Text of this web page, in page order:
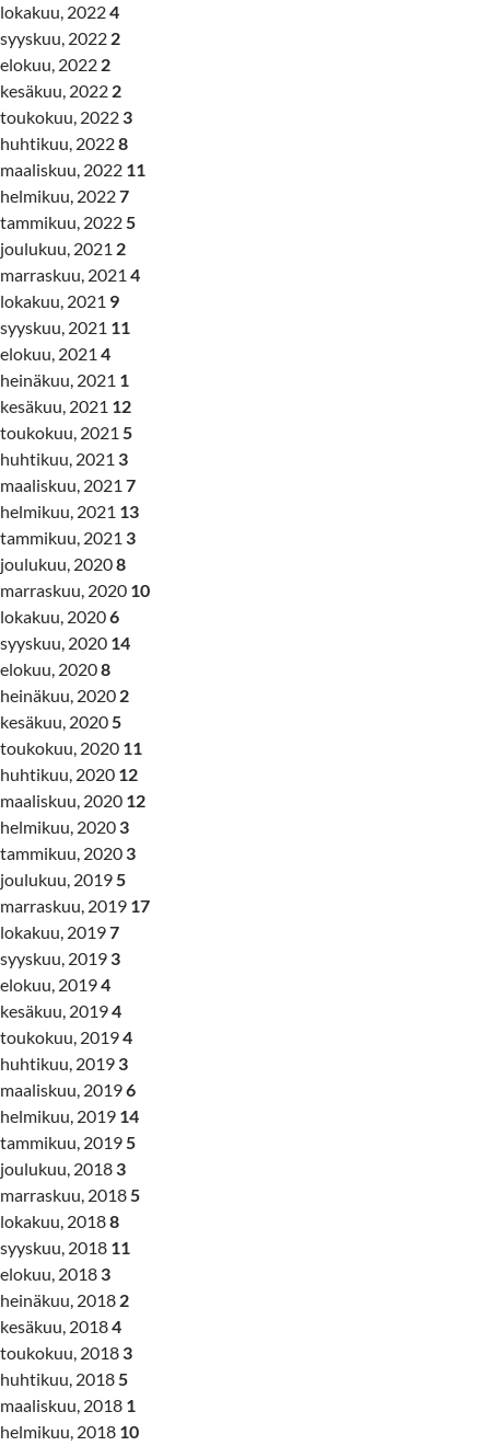
lokakuu, 20224
syyskuu, 2022 2
elokuu, 2022 2
kesäkuu, 2022 2
toukokuu, 2022 3
huhtikuu, 20228
maaliskuu, 2022 11
helmikuu, 20227
tammikuu, 20225
joulukuu, 2021 2
marraskuu, 2021 4
lokakuu, 2021 9
syyskuu, 2021 11
elokuu, 2021 4
heinäkuu, 2021 1
kesäkuu, 2021 12
toukokuu, 2021 5
huhtikuu, 2021 3
maaliskuu, 2021 7
helmikuu, 2021 13
tammikuu, 2021 3
joulukuu, 20208
marraskuu, 2020 10
lokakuu, 20206
syyskuu, 2020 14
elokuu, 20208
heinäkuu, 2020 2
kesäkuu, 20205
toukokuu, 2020 11
huhtikuu, 2020 12
maaliskuu, 2020 12
helmikuu, 2020 3
tammikuu, 2020 3
joulukuu, 20195
marraskuu, 2019 17
lokakuu, 20197
syyskuu, 2019 3
elokuu, 20194
kesäkuu, 20194
toukokuu, 20194
huhtikuu, 2019 3
maaliskuu, 20196
helmikuu, 2019 14
tammikuu, 20195
joulukuu, 2018 3
marraskuu, 20185
lokakuu, 20188
syyskuu, 2018 11
elokuu, 2018 3
heinäkuu, 2018 2
kesäkuu, 20184
toukokuu, 2018 3
huhtikuu, 20185
maaliskuu, 2018 1
helmikuu, 2018 10